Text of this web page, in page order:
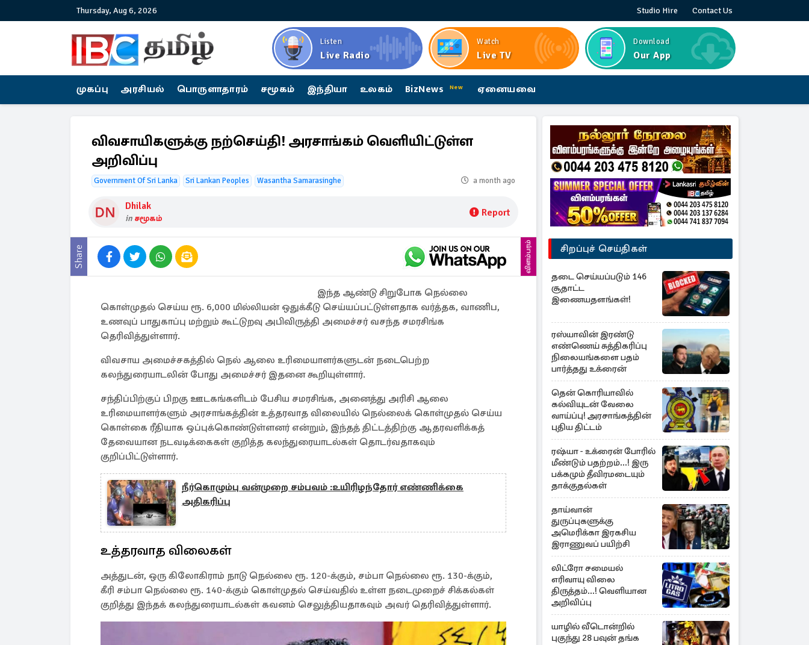
Thursday, Aug 6, 2026 Studio Hire Contact Us
Listen
Live Radio
Watch
Live TV
Download
Our App
முகப்பு அரசியல் பொருளாதாரம் சமூகம் இந்தியா உலகம் BizNews New ஏனையவை
விவசாயிகளுக்கு நற்செய்தி! அரசாங்கம் வெளியிட்டுள்ள
அறிவிப்பு
Government Of Sri Lanka Sri Lankan Peoples Wasantha Samarasinghe a month ago
Dhilak
in சமூகம் Report
Share விளம்பரம்
இந்த ஆண்டு சிறுபோக நெல்லை
கொள்முதல் செய்ய ரூ. 6,000 மில்லியன் ஒதுக்கீடு செய்யப்பட்டுள்ளதாக வர்த்தக, வாணிப,
உணவுப் பாதுகாப்பு மற்றும் கூட்டுறவு அபிவிருத்தி அமைச்சர் வசந்த சமரசிங்க
தெரிவித்துள்ளார்.
விவசாய அமைச்சகத்தில் நெல் ஆலை உரிமையாளர்களுடன் நடைபெற்ற
கலந்துரையாடலின் போது அமைச்சர் இதனை கூறியுள்ளார்.
சந்திப்பிற்குப் பிறகு ஊடகங்களிடம் பேசிய சமரசிங்க, அனைத்து அரிசி ஆலை
உரிமையாளர்களும் அரசாங்கத்தின் உத்தரவாத விலையில் நெல்லைக் கொள்முதல் செய்ய
கொள்கை ரீதியாக ஒப்புக்கொண்டுள்ளனர் என்றும், இந்தத் திட்டத்திற்கு ஆதரவளிக்கத்
தேவையான நடவடிக்கைகள் குறித்த கலந்துரையாடல்கள் தொடர்வதாகவும்
குறிப்பிட்டுள்ளார்.
நீர்கொழும்பு வன்முறை சம்பவம் :உயிரிழந்தோர் எண்ணிக்கை
அதிகரிப்பு
உத்தரவாத விலைகள்
அத்துடன், ஒரு கிலோகிராம் நாடு நெல்லை ரூ. 120-க்கும், சம்பா நெல்லை ரூ. 130-க்கும்,
கீரி சம்பா நெல்லை ரூ. 140-க்கும் கொள்முதல் செய்வதில் உள்ள நடைமுறைச் சிக்கல்கள்
குறித்து இந்தக் கலந்துரையாடல்கள் கவனம் செலுத்தியதாகவும் அவர் தெரிவித்துள்ளார்.
சிறப்புச் செய்திகள்
தடை செய்யப்படும் 146
சூதாட்ட
இணையதளங்கள்!
ரஸ்யாவின் இரண்டு
எண்ணெய் சுத்திகரிப்பு
நிலையங்களை பதம்
பார்த்தது உக்ரைன்
தென் கொரியாவில்
கல்வியுடன் வேலை
வாய்ப்பு! அரசாங்கத்தின்
புதிய திட்டம்
ரஷ்யா - உக்ரைன் போரில்
மீண்டும் பதற்றம்...! இரு
பக்கமும் தீவிரமடையும்
தாக்குதல்கள்
தாய்வான்
துருப்புகளுக்கு
அமெரிக்கா இரகசிய
இராணுவப் பயிற்சி
லிட்ரோ சமையல்
எரிவாயு விலை
திருத்தம்...! வெளியான
அறிவிப்பு
யாழில் வீடொன்றில்
புகுந்து 28 பவுன் தங்க